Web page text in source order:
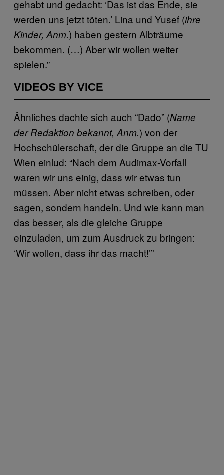
gehabt und gedacht: ‘Das ist das Ende, sie
werden uns jetzt töten.’ Lina und Yusef (ihre
Kinder, Anm.) haben gestern Albträume
bekommen. (…) Aber wir wollen weiter
spielen.”
VIDEOS BY VICE
Ähnliches dachte sich auch “Dado” (Name
der Redaktion bekannt, Anm.) von der
Hochschülerschaft, der die Gruppe an die TU
Wien einlud: “Nach dem Audimax-Vorfall
waren wir uns einig, dass wir etwas tun
müssen. Aber nicht etwas schreiben, oder
sagen, sondern handeln. Und wie kann man
das besser, als die gleiche Gruppe
einzuladen, um zum Ausdruck zu bringen:
‘Wir wollen, dass ihr das macht!’”